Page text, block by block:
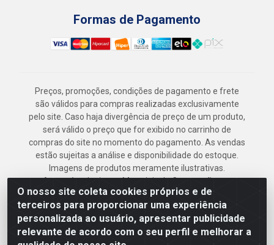
O nosso site coleta cookies próprios e de
terceiros para proporcionar uma experiência
personalizada ao usuário, apresentar publicidade
relevante de acordo com o seu perfil e melhorar a
Formas de Pagamento
Preços, promoções, condições de pagamento e frete
são válidos para compras realizadas exclusivamente
pelo site. Caso haja divergência de preço de um produto,
será válido o preço que for exibido no carrinho de
compras do site no momento do pagamento. As vendas
estão sujeitas a análise e disponibilidade do estoque.
Imagens de produtos meramente ilustrativas.
Armazém Jenipapo Materiais de Construção em
Geral LTDA - Rua das Flores, 2691 - Guabiraba,
Recife/PE - CEP 52.291-630 - CNPJ
41.097.379/0001-